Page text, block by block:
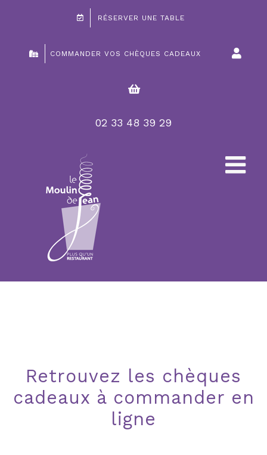
RÉSERVER UNE TABLE
COMMANDER VOS CHÈQUES CADEAUX
02 33 48 39 29
Retrouvez les chèques
cadeaux à commander en
ligne